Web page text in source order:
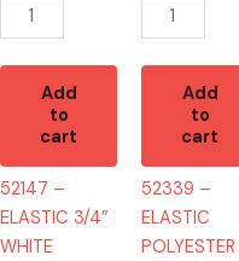
Add
to
cart
52147 –
ELASTIC 3/4″
WHITE
Add
to
cart
52339 –
ELASTIC
POLYESTER